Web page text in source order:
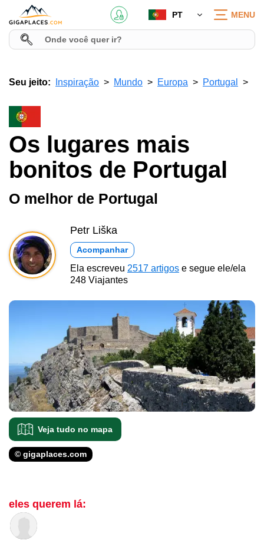
PT MENU
Seu jeito: Inspiração Mundo Europa Portugal
Os lugares mais
bonitos de Portugal
O melhor de Portugal
Petr Liška
Acompanhar
Ela escreveu 2517 artigos e segue ele/ela
248 Viajantes
Veja tudo no mapa
© gigaplaces.com
eles querem lá: